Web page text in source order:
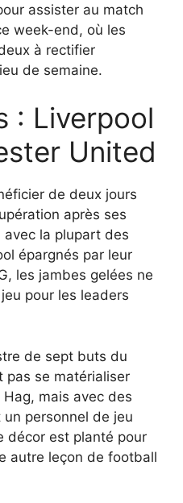
assister au match
week-end, où les
à rectifier
de semaine.
: Liverpool
United
de deux jours
après ses
la plupart des
épargnés par leur
les jambes gelées ne
pour les leaders
de sept buts du
pas se matérialiser
mais avec des
personnel de jeu
décor est planté pour
autre leçon de football